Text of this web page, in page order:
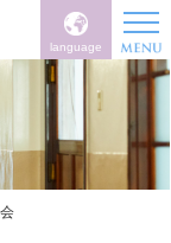
language